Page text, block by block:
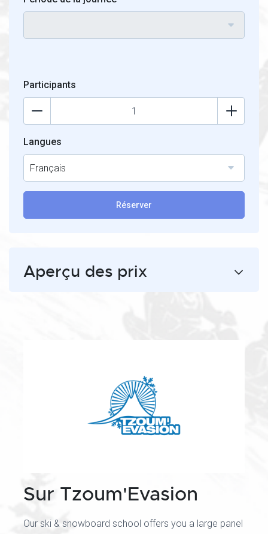
Participants
Langues
Français
Réserver
Aperçu des prix
Sur Tzoum'Evasion
Our ski & snowboard school offers you a large panel